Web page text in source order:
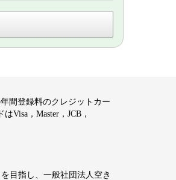
間登録料のクレジットカー
Visa，Master，JCB，
目指し、一般社団法人空き